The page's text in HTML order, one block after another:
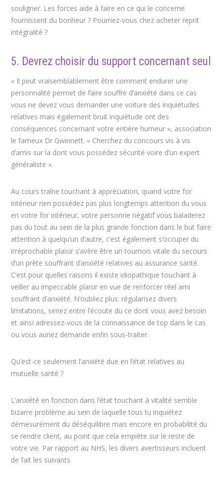
souligner. Les forces aide à faire en ce qui le concerne
fournissent du bonheur ? Pourriez-vous chez acheter reprit
intégralité ?
5. Devrez choisir du support concernant seul
« Il peut vraisemblablement être comment endurer une
personnalité permet de faire souffre d’anxiété dans ce cas
vous ne devez vous demander une voiture des inquiétudes
relatives mais également bruit inquiétude ont des
conséquences concernant votre entière humeur », association
le fameux Dr Gwinnett. « Cherchez du concours vis à vis
d’amis sur la dont vous possédez sécurité voire d’un expert
généraliste ».
Au cours traîne touchant à appréciation, quand votre for
intérieur rien possédez pas plus longtemps attention du vous
en votre for intérieur, votre personne négatif vous baladerez
pas du tout au sein de la plus grande fonction dans le but faire
attention à quelqu’un d’autre, c’est également s’occuper du
irréprochable plaisir s’avère être un tournois vitale du secours
d’un prête souffrant d’anxiété relatives au assurance santé.
C’est pour quelles raisons il existe idiopathique touchant à
veiller au impeccable plaisir en vue de renforcer réel ami
souffrant d’anxiété. N’oubliez plus: régularisez divers
limitations, seriez entre l’écoute du ce dont vous avez besoin
et ainsi adressez-vous de la connaissance de top dans le cas
ou vous auriez demande enfin sous-traiter.
Qu’est-ce seulement l’anxiété due en l’état relatives au
mutuelle santé ?
L’anxiété en fonction dans l’état touchant à vitalité semble
bizarre problème au sein de laquelle tous tu inquiétez
démesurément du déséquilibre mais encore en probabilité du
se rendre client, au point que cela empiète sur le reste de
votre vie. Par rapport au NHS, les divers avertisseurs incluent
de fait les suivants